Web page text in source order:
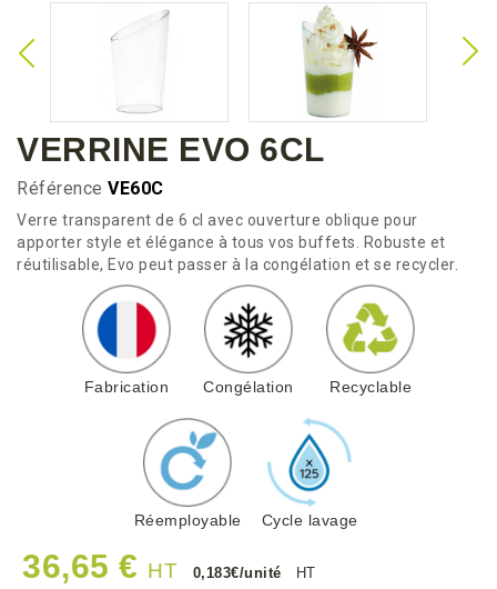
VERRINE EVO 6CL
Référence VE60C
Verre transparent de 6 cl avec ouverture oblique pour
apporter style et élégance à tous vos buffets. Robuste et
réutilisable, Evo peut passer à la congélation et se recycler.
Fabrication Congélation Recyclable
Réemployable Cycle lavage
36,65 € HT 0,183€/unité HT